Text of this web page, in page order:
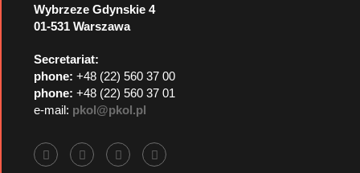
Wybrzeze Gdynskie 4
01-531 Warszawa
Secretariat:
phone: +48 (22) 560 37 00
phone: +48 (22) 560 37 01
e-mail: pkol@pkol.pl